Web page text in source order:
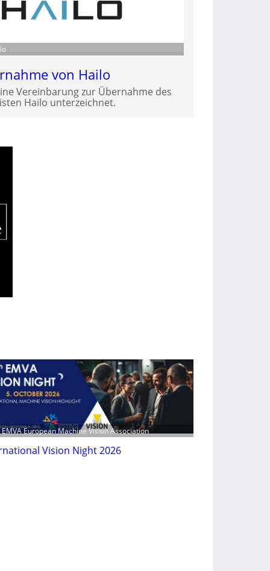
von Hailo
Vereinbarung zur Übernahme des
Hailo unterzeichnet.
EMVA European Machine Vision Association
Vision Night 2026